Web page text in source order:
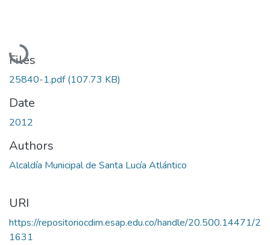
Loading...
Files
25840-1.pdf(107.73 KB)
Date
2012
Authors
Alcaldía Municipal de Santa Lucía Atlántico
URI
https://repositoriocdim.esap.edu.co/handle/20.500.14471/2
1631